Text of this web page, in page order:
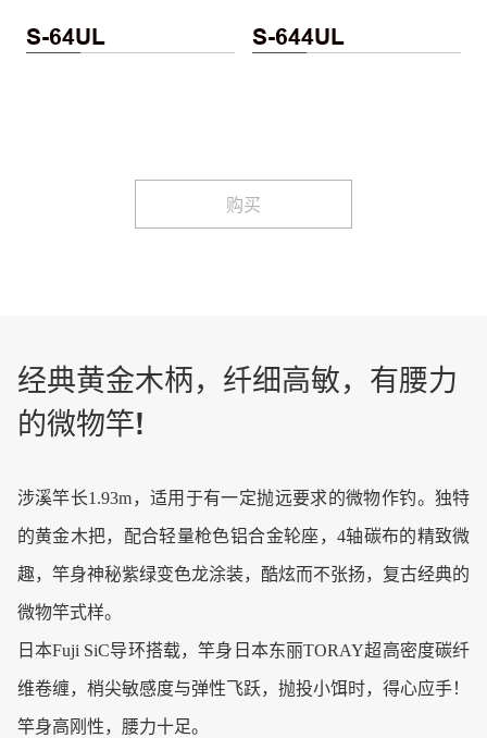
S-64UL S-644UL
购买
经典黄金木柄，纤细高敏，有腰力
的微物竿!
涉溪竿长1.93m，适用于有一定抛远要求的微物作钓。独特
的黄金木把，配合轻量枪色铝合金轮座，4轴碳布的精致微
趣，竿身神秘紫绿变色龙涂装，酷炫而不张扬，复古经典的
微物竿式样。
日本Fuji SiC导环搭载，竿身日本东丽TORAY超高密度碳纤
维卷缠，梢尖敏感度与弹性飞跃，抛投小饵时，得心应手！
竿身高刚性，腰力十足。